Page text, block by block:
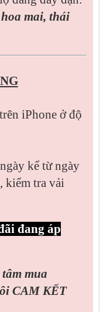
mai, thái
iPhone ở độ
kể từ ngày
kiểm tra vải
đang áp
mua
CAM KẾT